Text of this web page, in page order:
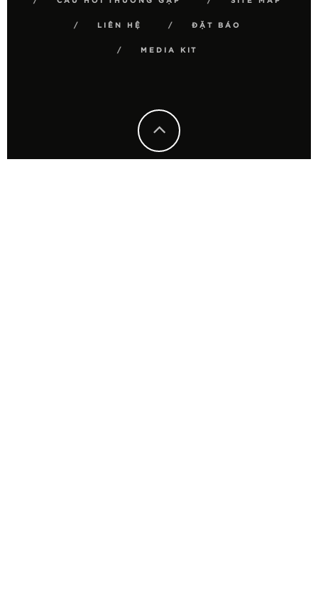
LIÊN HỆ ĐẶT BÁO
MEDIA KIT